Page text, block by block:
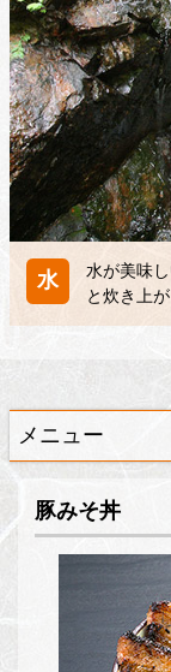
水
水が美味
と炊き上が
メニュー
豚みそ丼